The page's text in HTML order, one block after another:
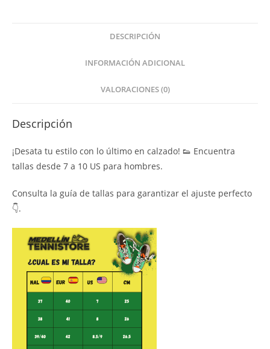
DESCRIPCIÓN
INFORMACIÓN ADICIONAL
VALORACIONES (0)
Descripción
¡Desata tu estilo con lo último en calzado! 👟 Encuentra
tallas desde 7 a 10 US para hombres.
Consulta la guía de tallas para garantizar el ajuste perfecto
👇.